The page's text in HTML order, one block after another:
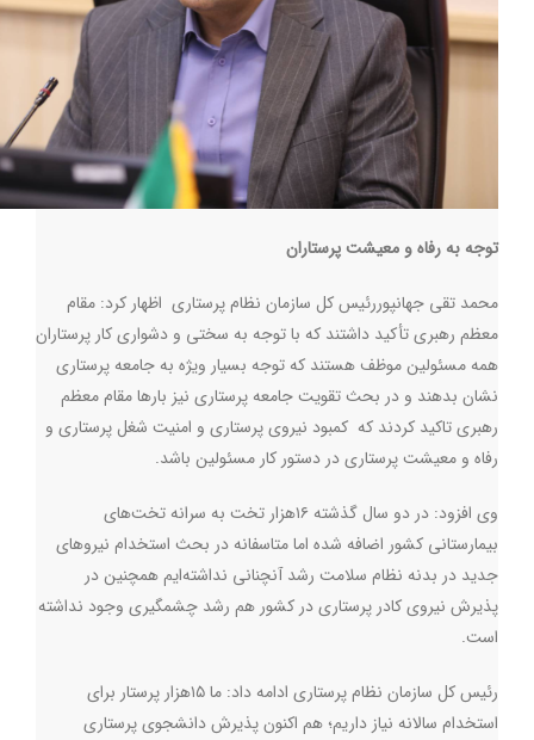
توجه به رفاه و معیشت پرستاران
محمد تقی جهانپوررئیس کل سازمان نظام پرستاری اظهار کرد: مقام
معظم رهبری تأکید داشتند که با توجه به سختی و دشواری کار پرستاران
همه مسئولین موظف هستند که توجه بسیار ویژه به جامعه پرستاری
نشان بدهند و در بحث تقویت جامعه پرستاری نیز بارها مقام معظم
رهبری تاکید کردند که کمبود نیروی پرستاری و امنیت شغل پرستاری و
رفاه و معیشت پرستاری در دستور کار مسئولین باشد.
وی افزود: در دو سال گذشته ۱۶هزار تخت به سرانه تخت‌های
بیمارستانی کشور اضافه شده اما متاسفانه در بحث استخدام نیروهای
جدید در بدنه نظام سلامت رشد آنچنانی نداشته‌ایم همچنین در
پذیرش نیروی کادر پرستاری در کشور هم رشد چشمگیری وجود نداشته
است.
رئیس کل سازمان نظام پرستاری ادامه داد: ما ۱۵هزار پرستار برای
استخدام سالانه نیاز داریم؛ هم اکنون پذیرش دانشجوی پرستاری